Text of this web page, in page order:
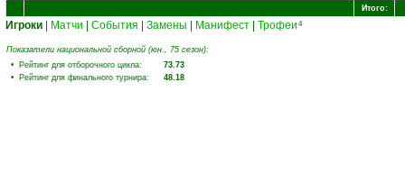
Итого:
Игроки Матчи События Замены Манифест Трофеи 4
Показатели национальной сборной (юн., 75 сезон):
• Рейтинг для отборочного цикла:
73.73
• Рейтинг для финального турнира:
48.18